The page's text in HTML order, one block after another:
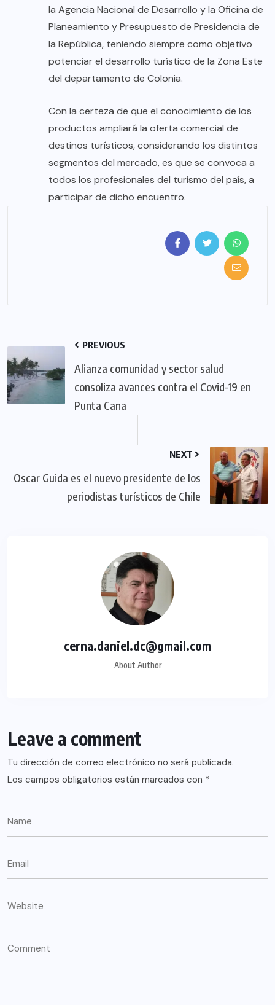
la Agencia Nacional de Desarrollo y la Oficina de
Planeamiento y Presupuesto de Presidencia de
la República, teniendo siempre como objetivo
potenciar el desarrollo turístico de la Zona Este
del departamento de Colonia.
Con la certeza de que el conocimiento de los
productos ampliará la oferta comercial de
destinos turísticos, considerando los distintos
segmentos del mercado, es que se convoca a
todos los profesionales del turismo del país, a
participar de dicho encuentro.
PREVIOUS
Alianza comunidad y sector salud
consoliza avances contra el Covid-19 en
Punta Cana
NEXT
Oscar Guida es el nuevo presidente de los
periodistas turísticos de Chile
cerna.daniel.dc@gmail.com
About Author
Leave a comment
Tu dirección de correo electrónico no será publicada.
Los campos obligatorios están marcados con *